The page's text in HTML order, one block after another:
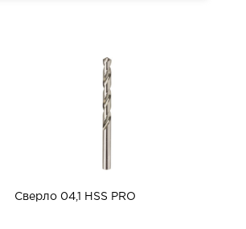
Сверло 04,1 HSS PRO